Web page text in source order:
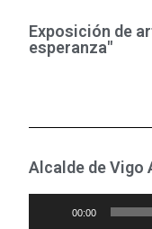
Exposición de
esperanza"
Alcalde de Vigo
Reproductor
00:00